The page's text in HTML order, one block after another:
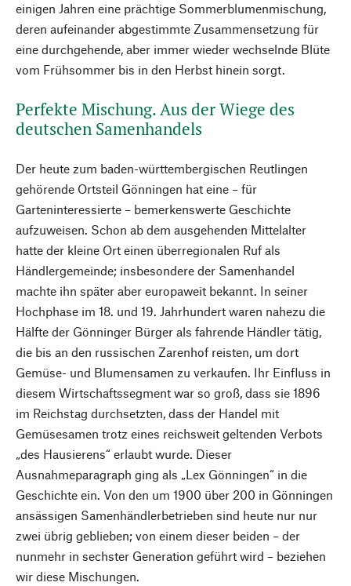
einigen Jahren eine prächtige Sommerblumenmischung,
deren aufeinander abgestimmte Zusammensetzung für
eine durchgehende, aber immer wieder wechselnde Blüte
vom Frühsommer bis in den Herbst hinein sorgt.
Perfekte Mischung. Aus der Wiege des
deutschen Samenhandels
Der heute zum baden-württembergischen Reutlingen
gehörende Ortsteil Gönningen hat eine – für
Garteninteressierte – bemerkenswerte Geschichte
aufzuweisen. Schon ab dem ausgehenden Mittelalter
hatte der kleine Ort einen überregionalen Ruf als
Händlergemeinde; insbesondere der Samenhandel
machte ihn später aber europaweit bekannt. In seiner
Hochphase im 18. und 19. Jahrhundert waren nahezu die
Hälfte der Gönninger Bürger als fahrende Händler tätig,
die bis an den russischen Zarenhof reisten, um dort
Gemüse- und Blumensamen zu verkaufen. Ihr Einfluss in
diesem Wirtschaftssegment war so groß, dass sie 1896
im Reichstag durchsetzten, dass der Handel mit
Gemüsesamen trotz eines reichsweit geltenden Verbots
„des Hausierens“ erlaubt wurde. Dieser
Ausnahmeparagraph ging als „Lex Gönningen“ in die
Geschichte ein. Von den um 1900 über 200 in Gönningen
ansässigen Samenhändlerbetrieben sind heute nur nur
zwei übrig geblieben; von einem dieser beiden – der
nunmehr in sechster Generation geführt wird – beziehen
wir diese Mischungen.